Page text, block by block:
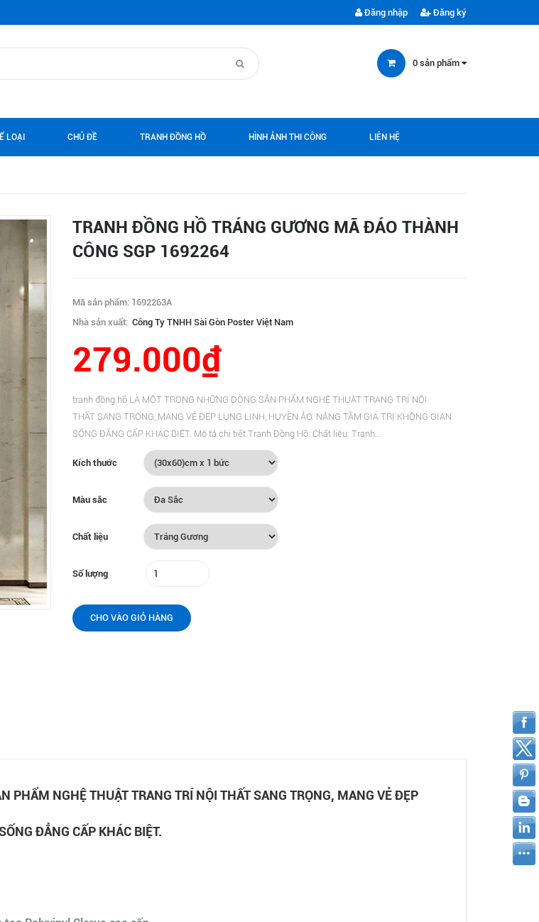
Đăng nhập Đăng ký
0 sản phẩm
LOẠI CHỦ ĐỀ TRANH ĐỒNG HỒ HÌNH ẢNH THI CÔNG LIÊN HỆ
TRANH ĐỒNG HỒ TRÁNG GƯƠNG MÃ ĐÁO THÀNH
CÔNG SGP 1692264
Mã sản phẩm: 1692263A
Nhà sản xuất: Công Ty TNHH Sài Gòn Poster Việt Nam
279.000₫
tranh đồng hồ LÀ MỘT TRONG NHỮNG DÒNG SẢN PHẨM NGHỆ THUẬT TRANG TRÍ NỘI
THẤT SANG TRỌNG, MANG VẺ ĐẸP LUNG LINH, HUYỀN ẢO. NÂNG TẦM GIÁ TRỊ KHÔNG GIAN
SỐNG ĐẲNG CẤP KHÁC BIỆT. Mô tả chi tiết Tranh Đồng Hồ: Chất liệu: Tranh...
Kích thước
Màu sắc
Chất liệu
Số lượng
CHO VÀO GIỎ HÀNG
PHẨM NGHỆ THUẬT TRANG TRÍ NỘI THẤT SANG TRỌNG, MANG VẺ ĐẸP
ĐẲNG CẤP KHÁC BIỆT.